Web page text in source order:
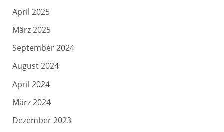
April 2025
März 2025
September 2024
August 2024
April 2024
März 2024
Dezember 2023